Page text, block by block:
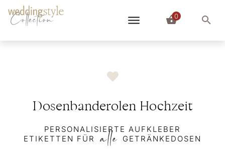
Collection 0
Dosenbanderolen Hochzeit
PERSONALISIERTE AUFKLEBER
ETIKETTEN FÜR
alle GETRÄNKEDOSEN